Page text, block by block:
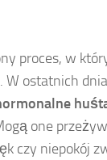
proces, w
W ostatnich
one
czy niepokój